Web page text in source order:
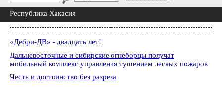
Республика Хакасия
«Дебри-ДВ» - двадцать лет!
Дальневосточные и сибирские огнеборцы получат
мобильный комплекс управления тушением лесных пожаров
Честь и достоинство без разреза